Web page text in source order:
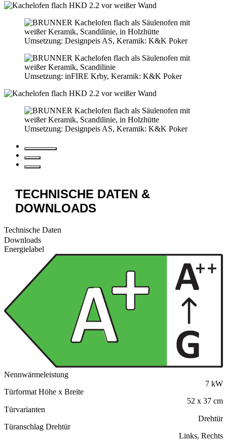
Umsetzung: Designpeis AS, Keramik: K&K Poker
Umsetzung: inFIRE Krby, Keramik: K&K Poker
Umsetzung: Designpeis AS, Keramik: K&K Poker
TECHNISCHE DATEN &
DOWNLOADS
Technische Daten
Downloads
Energielabel
Nennwärmeleistung
7 kW
Türformat Höhe x Breite
52 x 37 cm
Türvarianten
Drehtür
Türanschlag Drehtür
Links, Rechts